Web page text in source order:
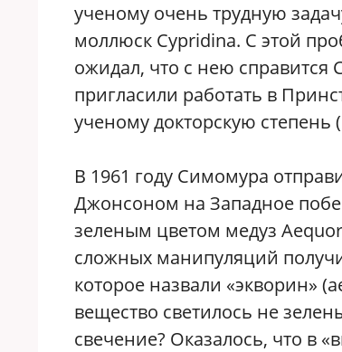
ученому очень трудную
моллюск Cypridina. С этой
ожидал, что с нею
пригласили работать в
ученому докторскую степень
В 1961 году Симомура
Джонсоном на Западное
зеленым цветом медуз
сложных манипуляций
которое назвали «экворин»
вещество светилось не
свечение? Оказалось, что в